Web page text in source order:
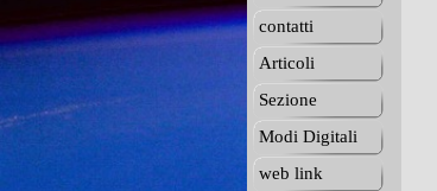
contatti
Articoli
Sezione
Modi Digitali
web link